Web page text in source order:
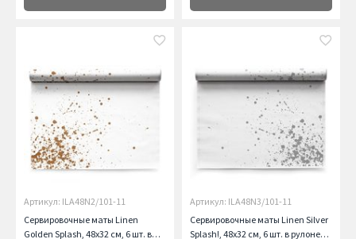
Артикул: ILA48N2/101-11
Сервировочные маты Linen
Golden Splash, 48х32 см, 6 шт. в
Артикул: ILA48N3/101-11
Сервировочные маты Linen Silver
Splash!, 48х32 см, 6 шт. в рулоне